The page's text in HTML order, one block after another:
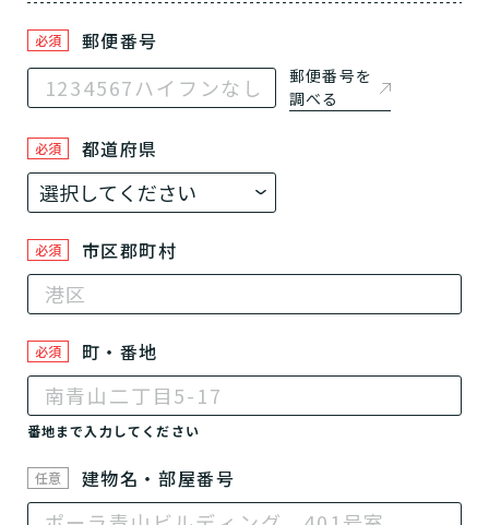
必須 郵便番号
郵便番号を
調べる
必須 都道府県
必須 市区郡町村
必須 町・番地
番地まで入力してください
任意 建物名・部屋番号